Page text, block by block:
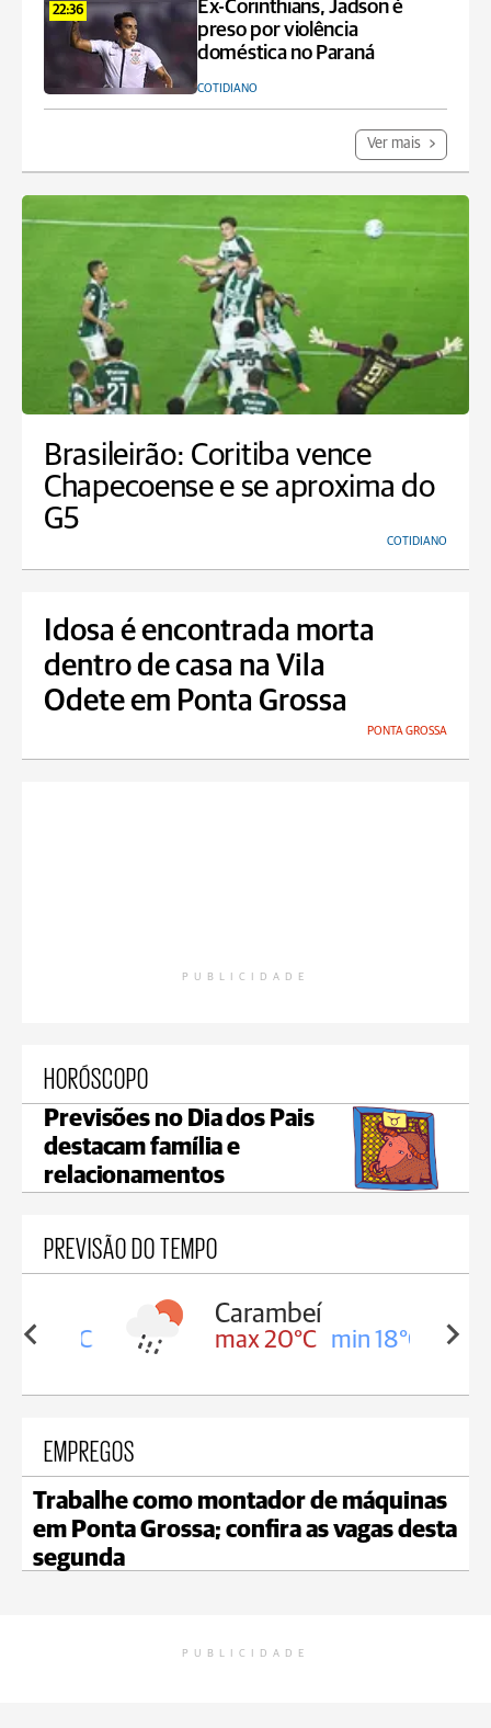
22:36
Ex-Corinthians, Jadson é
preso por violência
doméstica no Paraná
COTIDIANO
Ver mais
Brasileirão: Coritiba vence
Chapecoense e se aproxima do
G5
COTIDIANO
Idosa é encontrada morta
dentro de casa na Vila
Odete em Ponta Grossa
PONTA GROSSA
PUBLICIDADE
HORÓSCOPO
Previsões no Dia dos Pais
destacam família e
relacionamentos
PREVISÃO DO TEMPO
18°C
Carambeí
max 20°C min 18°C
EMPREGOS
Trabalhe como montador de máquinas
em Ponta Grossa; confira as vagas desta
segunda
PUBLICIDADE